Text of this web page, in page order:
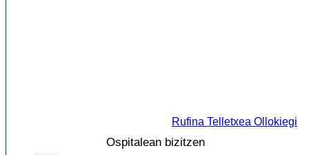
Rufina Telletxea Ollokiegi
Ospitalean bizitzen